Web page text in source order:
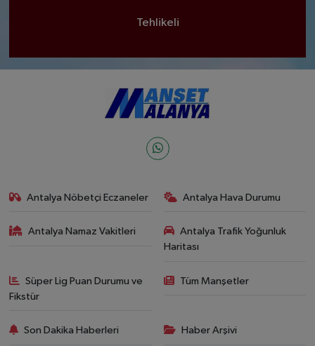
Tehlikeli
Antalya Nöbetçi Eczaneler Antalya Hava Durumu
Antalya Namaz Vakitleri
Antalya Trafik Yoğunluk
Haritası
Süper Lig Puan Durumu ve
Fikstür
Tüm Manşetler
Son Dakika Haberleri Haber Arşivi